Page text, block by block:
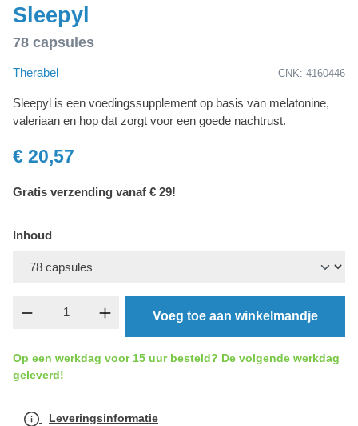
Sleepyl
78 capsules
Therabel CNK: 4160446
Sleepyl is een voedingssupplement op basis van melatonine,
valeriaan en hop dat zorgt voor een goede nachtrust.
€ 20,57
Gratis verzending vanaf € 29!
Inhoud
component.product.quantitySelect.legend
Voeg toe aan winkelmandje
Op een werkdag voor 15 uur besteld? De volgende werkdag
geleverd!
Leveringsinformatie